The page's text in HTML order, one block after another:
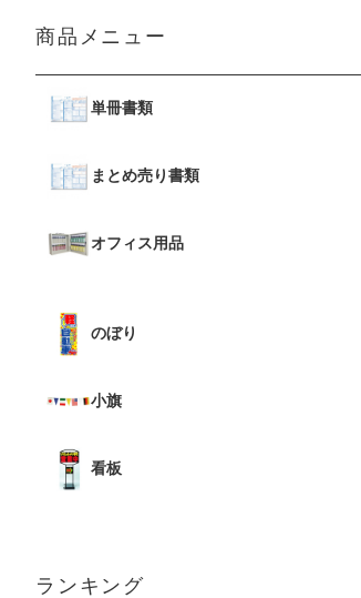
商品メニュー
単冊書類
まとめ売り書類
オフィス用品
のぼり
小旗
看板
ランキング